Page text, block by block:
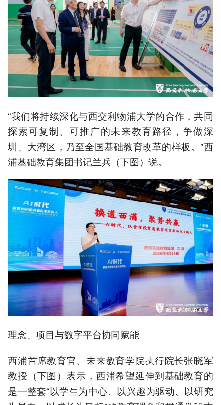
“我们将持续深化与西交利物浦大学的合作，共同
探索可复制、可推广的未来教育路径，争做深
圳、大湾区，乃至全国基础教育改革的样板。”西
浦基础教育集团书记兰兵（下图）说。
理念、项目与数字平台协同赋能
西浦首席教育官、未来教育学院执行院长张晓军
教授（下图）表示，西浦希望延伸到基础教育的
是一整套“以学生为中心、以兴趣为驱动、以研究